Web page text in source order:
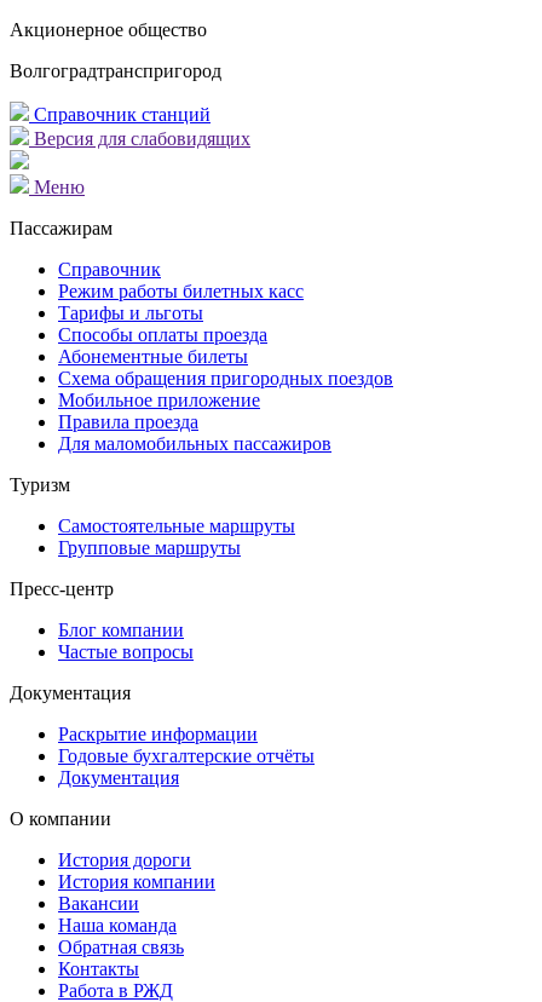
Акционерное общество
Волгоградтранспригород
Справочник станций
Версия для слабовидящих
Меню
Пассажирам
Справочник
Режим работы билетных касс
Тарифы и льготы
Способы оплаты проезда
Абонементные билеты
Схема обращения пригородных поездов
Мобильное приложение
Правила проезда
Для маломобильных пассажиров
Туризм
Самостоятельные маршруты
Групповые маршруты
Пресс-центр
Блог компании
Частые вопросы
Документация
Раскрытие информации
Годовые бухгалтерские отчёты
Документация
О компании
История дороги
История компании
Вакансии
Наша команда
Обратная связь
Контакты
Работа в РЖД